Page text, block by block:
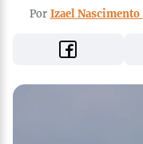
Por Izael Nascimento